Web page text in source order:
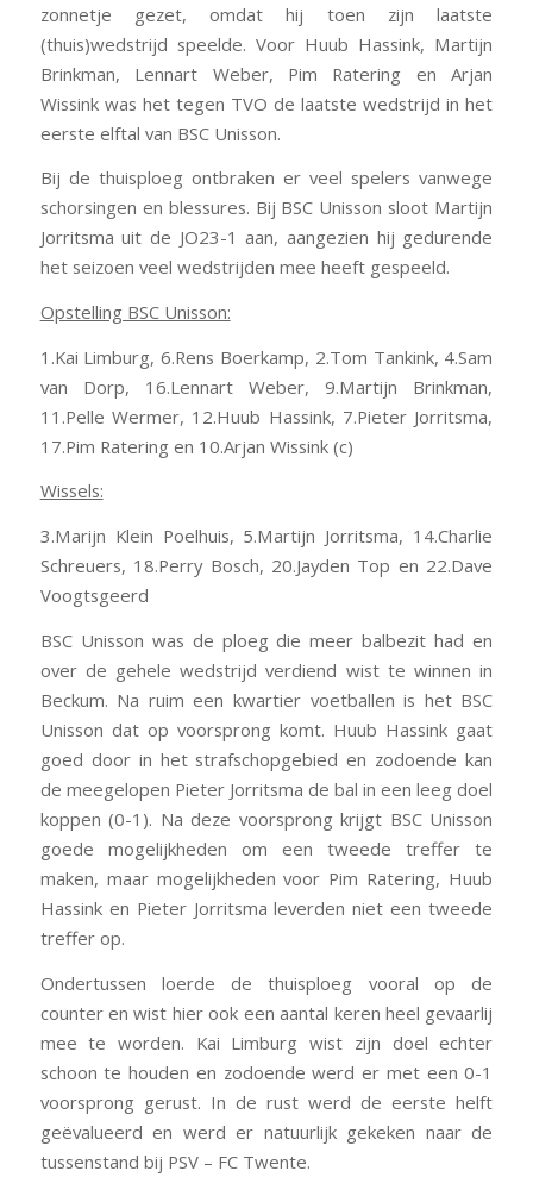
zonnetje gezet, omdat hij toen zijn laatste
(thuis)wedstrijd speelde. Voor Huub Hassink, Martijn
Brinkman, Lennart Weber, Pim Ratering en Arjan
Wissink was het tegen TVO de laatste wedstrijd in het
eerste elftal van BSC Unisson.
Bij de thuisploeg ontbraken er veel spelers vanwege
schorsingen en blessures. Bij BSC Unisson sloot Martijn
Jorritsma uit de JO23-1 aan, aangezien hij gedurende
het seizoen veel wedstrijden mee heeft gespeeld.
Opstelling BSC Unisson:
1.Kai Limburg, 6.Rens Boerkamp, 2.Tom Tankink, 4.Sam
van Dorp, 16.Lennart Weber, 9.Martijn Brinkman,
11.Pelle Wermer, 12.Huub Hassink, 7.Pieter Jorritsma,
17.Pim Ratering en 10.Arjan Wissink (c)
Wissels:
3.Marijn Klein Poelhuis, 5.Martijn Jorritsma, 14.Charlie
Schreuers, 18.Perry Bosch, 20.Jayden Top en 22.Dave
Voogtsgeerd
BSC Unisson was de ploeg die meer balbezit had en
over de gehele wedstrijd verdiend wist te winnen in
Beckum. Na ruim een kwartier voetballen is het BSC
Unisson dat op voorsprong komt. Huub Hassink gaat
goed door in het strafschopgebied en zodoende kan
de meegelopen Pieter Jorritsma de bal in een leeg doel
koppen (0-1). Na deze voorsprong krijgt BSC Unisson
goede mogelijkheden om een tweede treffer te
maken, maar mogelijkheden voor Pim Ratering, Huub
Hassink en Pieter Jorritsma leverden niet een tweede
treffer op.
Ondertussen loerde de thuisploeg vooral op de
counter en wist hier ook een aantal keren heel gevaarlij
mee te worden. Kai Limburg wist zijn doel echter
schoon te houden en zodoende werd er met een 0-1
voorsprong gerust. In de rust werd de eerste helft
geëvalueerd en werd er natuurlijk gekeken naar de
tussenstand bij PSV – FC Twente.